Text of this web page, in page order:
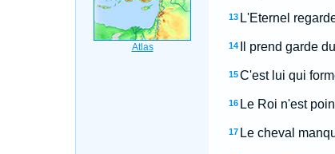
13 L'Eternel
14 Il prend garde
15 C'est lui qui
16 Le Roi n'est
17 Le cheval